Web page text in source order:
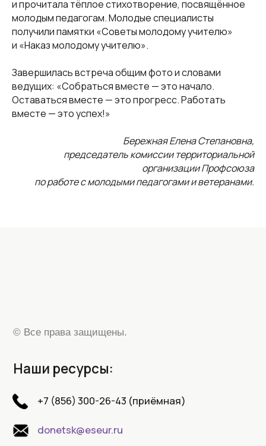
и прочитала тёплое стихотворение, посвящённое
молодым педагогам. Молодые специалисты
получили памятки «Советы молодому учителю»
и «Наказ молодому учителю».
Завершилась встреча общим фото и словами
ведущих: «Собраться вместе — это начало.
Оставаться вместе — это прогресс. Работать
вместе — это успех!»
Бережная Елена Степановна,
председатель комиссии территориальной
организации Профсоюза
по работе с молодыми педагогами и ветеранами.
Наши ресурсы:
+7 (856) 300-26-43 (приёмная)
t.me/silaprofsouza
Партнеры: